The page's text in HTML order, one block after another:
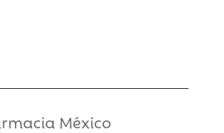
México